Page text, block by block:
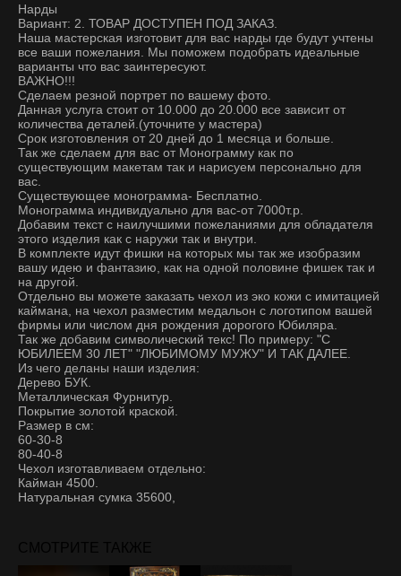
Нарды
Вариант: 2. ТОВАР ДОСТУПЕН ПОД ЗАКАЗ.
Наша мастерская изготовит для вас нарды где будут учтены
все ваши пожелания. Мы поможем подобрать идеальные
варианты что вас заинтересуют.
ВАЖНО!!!
Сделаем резной портрет по вашему фото.
Данная услуга стоит от 10.000 до 20.000 все зависит от
количества деталей.(уточните у мастера)
Срок изготовления от 20 дней до 1 месяца и больше.
Так же сделаем для вас от Монограмму как по
существующим макетам так и нарисуем персонально для
вас.
Существующее монограмма- Бесплатно.
Монограмма индивидуально для вас-от 7000т.р.
Добавим текст с наилучшими пожеланиями для обладателя
этого изделия как с наружи так и внутри.
В комплекте идут фишки на которых мы так же изобразим
вашу идею и фантазию, как на одной половине фишек так и
на другой.
Отдельно вы можете заказать чехол из эко кожи с имитацией
каймана, на чехол разместим медальон с логотипом вашей
фирмы или числом дня рождения дорогого Юбиляра.
Так же добавим символический текс! По примеру: "С
ЮБИЛЕЕМ 30 ЛЕТ" "ЛЮБИМОМУ МУЖУ" И ТАК ДАЛЕЕ.
Из чего деланы наши изделия:
Дерево БУК.
Металлическая Фурнитур.
Покрытие золотой краской.
Размер в см:
60-30-8
80-40-8
Чехол изготавливаем отдельно:
Кайман 4500.
Натуральная сумка 35600,